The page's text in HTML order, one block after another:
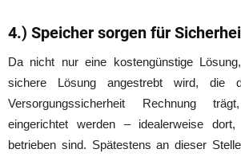
4.) Speicher sorgen für
Da nicht nur eine kostengünstige
sichere Lösung angestrebt wird, die
Versorgungssicherheit Rechnung
eingerichtet werden – idealerweise
betrieben sind. Spätestens an dieser